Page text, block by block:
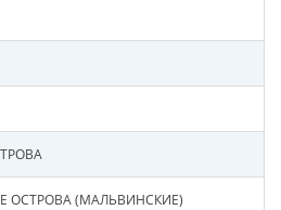
ОСТРОВА (МАЛЬВИНСКИЕ)